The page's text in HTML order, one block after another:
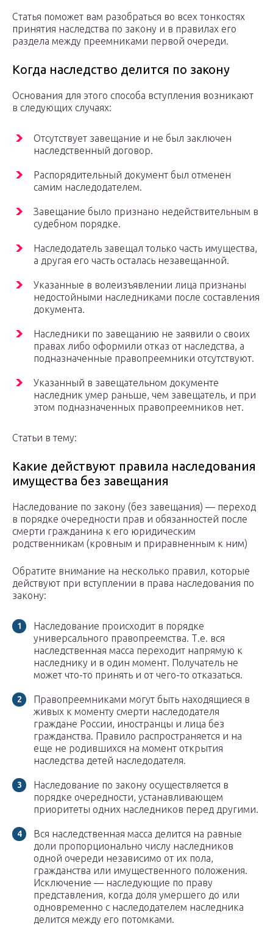
Статья поможет вам разобраться во всех тонкостях
принятия наследства по закону и в правилах его
раздела между преемниками первой очереди.
Когда наследство делится по закону
Основания для этого способа вступления возникают
в следующих случаях:
Отсутствует завещание и не был заключен
наследственный договор.
Распорядительный документ был отменен
самим наследодателем.
Завещание было признано недействительным в
судебном порядке.
Наследодатель завещал только часть имущества,
а другая его часть осталась незавещанной.
Указанные в волеизъявлении лица признаны
недостойными наследниками после составления
документа.
Наследники по завещанию не заявили о своих
правах либо оформили отказ от наследства, а
подназначенные правопреемники отсутствуют.
Указанный в завещательном документе
наследник умер раньше, чем завещатель, и при
этом подназначенных правопреемников нет.
Статьи в тему:
Какие действуют правила наследования
имущества без завещания
Наследование по закону (без завещания) — переход
в порядке очередности прав и обязанностей после
смерти гражданина к его юридическим
родственникам (кровным и приравненным к ним)
Обратите внимание на несколько правил, которые
действуют при вступлении в права наследования по
закону:
Наследование происходит в порядке
универсального правопреемства. Т.е. вся
наследственная масса переходит напрямую к
наследнику и в один момент. Получатель не
может что-то принять и от чего-то отказаться.
Правопреемниками могут быть находящиеся в
живых к моменту смерти наследодателя
граждане России, иностранцы и лица без
гражданства. Правило распространяется и на
еще не родившихся на момент открытия
наследства детей наследодателя.
Наследование по закону осуществляется в
порядке очередности, устанавливающем
приоритеты одних наследников перед другими.
Вся наследственная масса делится на равные
доли пропорционально числу наследников
одной очереди независимо от их пола,
гражданства или имущественного положения.
Исключение — наследующие по праву
представления, когда доля умершего до или
одновременно с наследодателем наследника
делится между его потомками.